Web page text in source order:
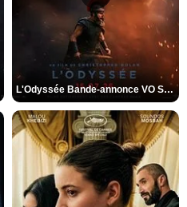
L'Odyssée Bande-annonce VO STFR